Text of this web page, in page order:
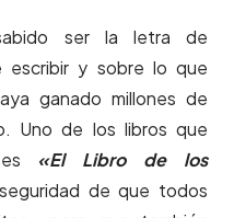
ser la letra de
escribir y sobre lo que
ganado millones de
Uno de los libros que
«El Libro de los
de que todos